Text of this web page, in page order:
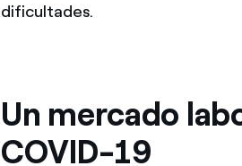
dificultades.
Un mercado
COVID-19